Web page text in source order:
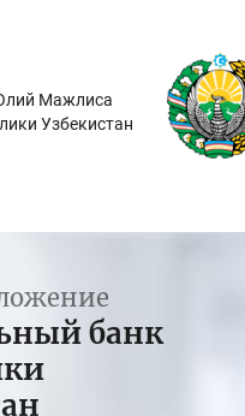
Мажлиса
Узбекистан
банк